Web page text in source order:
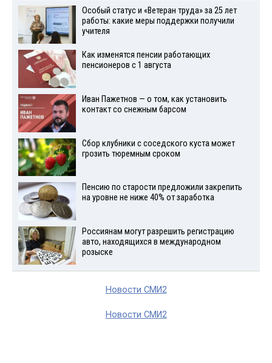
Особый статус и «Ветеран труда» за 25 лет
работы: какие меры поддержки получили
учителя
Как изменятся пенсии работающих
пенсионеров с 1 августа
Иван Пажетнов — о том, как установить
контакт со снежным барсом
Сбор клубники с соседского куста может
грозить тюремным сроком
Пенсию по старости предложили закрепить
на уровне не ниже 40% от заработка
Россиянам могут разрешить регистрацию
авто, находящихся в международном
розыске
Новости СМИ2
Новости СМИ2